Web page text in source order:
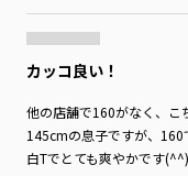
カッコ良い！
他の店舗で160がなく、こ
145cmの息子ですが、160
白Tでとても爽やかです(^^)